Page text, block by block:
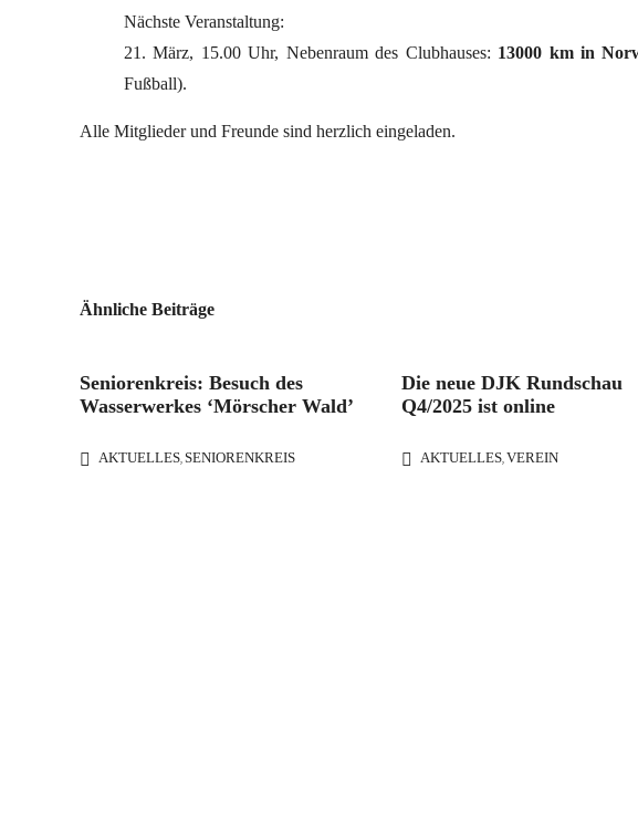
Nächste Veranstaltung:
21. März, 15.00 Uhr, Nebenraum des Clubhauses: 13000 km in
Fußball).
Alle Mitglieder und Freunde sind herzlich eingeladen.
Ähnliche Beiträge
Seniorenkreis: Besuch des
Wasserwerkes ‘Mörscher Wald’
AKTUELLES, SENIORENKREIS
Die neue DJK Rundschau
Q4/2025 ist online
AKTUELLES, VEREIN